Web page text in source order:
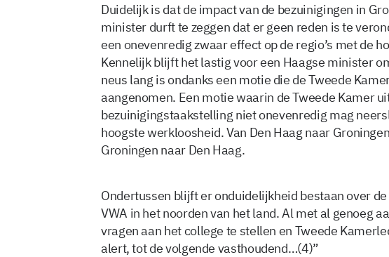
Duidelijk is dat de impact van de bezuinigingen in
minister durft te zeggen dat er geen reden is te
een onevenredig zwaar effect op de regio’s met de
Kennelijk blijft het lastig voor een Haagse minister
neus lang is ondanks een motie die de Tweede
aangenomen. Een motie waarin de Tweede Kamer
bezuinigingstaakstelling niet onevenredig mag
hoogste werkloosheid. Van Den Haag naar
Groningen naar Den Haag.
Ondertussen blijft er onduidelijkheid bestaan over
VWA in het noorden van het land. Al met al genoeg
vragen aan het college te stellen en Tweede
alert, tot de volgende vasthoudend…(4)”